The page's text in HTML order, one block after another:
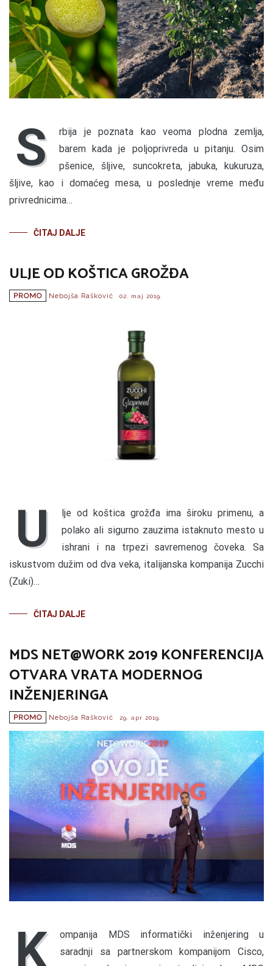
S
rbija je poznata kao veoma plodna zemlja,
barem kada je poljoprivreda u pitanju. Osim
pšenice, šljive, suncokreta, jabuka, kukuruza,
šljive, kao i domaćeg mesa, u poslednje vreme među
privrednicima…
ČITAJ DALJE
ULJE OD KOŠTICA GROŽĐA
PROMO Nebojša Rašković 02. maj 2019.
U
lje od koštica grožđa ima široku primenu, a
polako ali sigurno zauzima istaknuto mesto u
ishrani i na trpezi savremenog čoveka. Sa
iskustvom dužim od dva veka, italijanska kompanija Zucchi
(Zuki)…
ČITAJ DALJE
MDS NET@WORK 2019 KONFERENCIJA
OTVARA VRATA MODERNOG
INŽENJERINGA
PROMO Nebojša Rašković 29. apr 2019.
K
ompanija MDS informatički inženjering u
saradnji sa partnerskom kompanijom Cisco,